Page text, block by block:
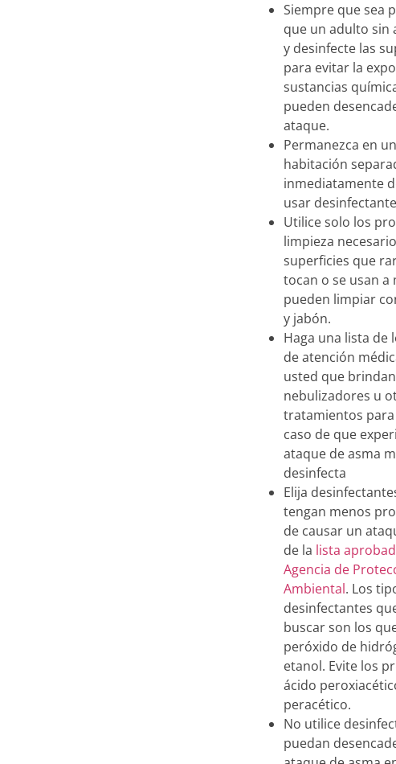
Siempre que sea
que un adulto sin
y desinfecte las
para evitar la
sustancias
pueden
ataque.
Permanezca en
habitación
inmediatamente
usar
Utilice solo los
limpieza
superficies que
tocan o se usan a
pueden limpiar
y jabón.
Haga una lista de
de atención
usted que brindan
nebulizadores u
tratamientos para
caso de que
ataque de asma
desinfecta
Elija
tengan menos
de causar un
de la lista
Agencia de
Ambiental. Los
desinfectantes
buscar son los
peróxido de
etanol. Evite los
ácido
peracético.
No utilice
puedan